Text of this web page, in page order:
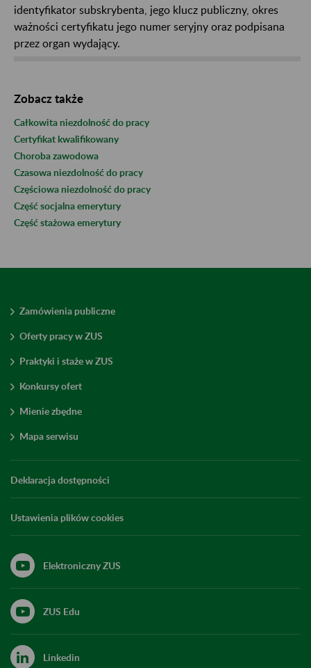
identyfikator subskrybenta, jego klucz publiczny, okres
ważności certyfikatu jego numer seryjny oraz podpisana
przez organ wydający.
Zobacz także
Całkowita niezdolność do pracy
Certyfikat kwalifikowany
Choroba zawodowa
Czasowa niezdolność do pracy
Częściowa niezdolność do pracy
Część socjalna emerytury
Część stażowa emerytury
Zamówienia publiczne
Oferty pracy w ZUS
Praktyki i staże w ZUS
Konkursy ofert
Mienie zbędne
Mapa serwisu
Deklaracja dostępności
Ustawienia plików cookies
Elektroniczny ZUS
ZUS Edu
Linkedin